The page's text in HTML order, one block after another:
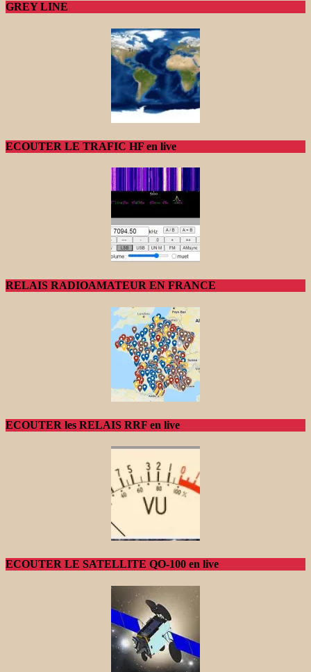
GREY LINE
ECOUTER LE TRAFIC HF en live
RELAIS RADIOAMATEUR EN FRANCE
ECOUTER les RELAIS RRF en live
ECOUTER LE SATELLITE QO-100 en live